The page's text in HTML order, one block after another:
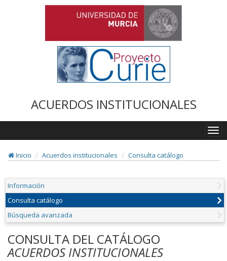
ACUERDOS INSTITUCIONALES
Inicio
Acuerdos institucionales Consulta catálogo
Información
Consulta catálogo
Búsqueda avanzada
CONSULTA DEL CATÁLOGO
ACUERDOS INSTITUCIONALES